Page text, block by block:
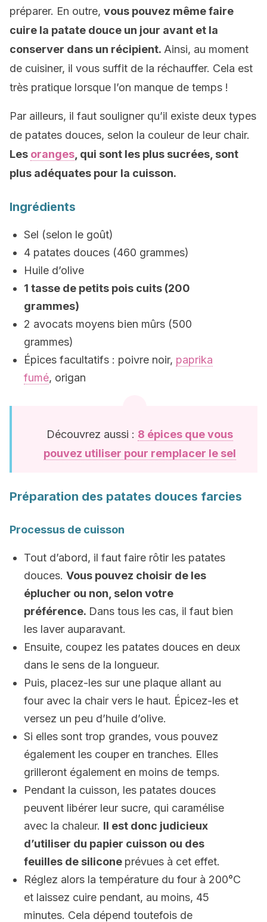
préparer. En outre, vous pouvez même faire
cuire la patate douce un jour avant et la
conserver dans un récipient. Ainsi, au moment
de cuisiner, il vous suffit de la réchauffer. Cela est
très pratique lorsque l’on manque de temps !
Par ailleurs, il faut souligner qu’il existe deux types
de patates douces, selon la couleur de leur chair.
Les oranges , qui sont les plus sucrées, sont
plus adéquates pour la cuisson.
Ingrédients
Sel (selon le goût)
4 patates douces (460 grammes)
Huile d’olive
1 tasse de petits pois cuits (200
grammes)
2 avocats moyens bien mûrs (500
grammes)
Épices facultatifs : poivre noir, paprika
fumé, origan
Découvrez aussi : 8 épices que vous
pouvez utiliser pour remplacer le sel
Préparation des patates douces farcies
Processus de cuisson
Tout d’abord, il faut faire rôtir les patates
douces. Vous pouvez choisir de les
éplucher ou non, selon votre
préférence. Dans tous les cas, il faut bien
les laver auparavant.
Ensuite, coupez les patates douces en deux
dans le sens de la longueur.
Puis, placez-les sur une plaque allant au
four avec la chair vers le haut. Épicez-les et
versez un peu d’huile d’olive.
Si elles sont trop grandes, vous pouvez
également les couper en tranches. Elles
grilleront également en moins de temps.
Pendant la cuisson, les patates douces
peuvent libérer leur sucre, qui caramélise
avec la chaleur. Il est donc judicieux
d’utiliser du papier cuisson ou des
feuilles de silicone prévues à cet effet.
Réglez alors la température du four à 200°C
et laissez cuire pendant, au moins, 45
minutes. Cela dépend toutefois de